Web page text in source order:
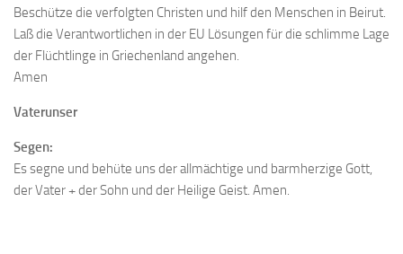
Beschütze die verfolgten Christen und hilf den Menschen in Beirut.
Laß die Verantwortlichen in der EU Lösungen für die schlimme Lage
der Flüchtlinge in Griechenland angehen.
Amen
Vaterunser
Segen:
Es segne und behüte uns der allmächtige und barmherzige Gott,
der Vater + der Sohn und der Heilige Geist. Amen.